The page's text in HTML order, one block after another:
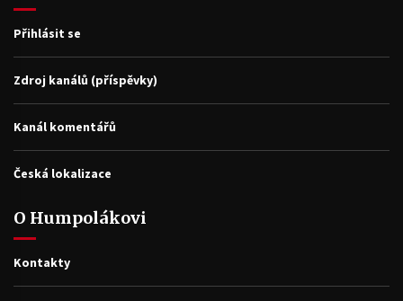
Přihlásit se
Zdroj kanálů (příspěvky)
Kanál komentářů
Česká lokalizace
O Humpolákovi
Kontakty